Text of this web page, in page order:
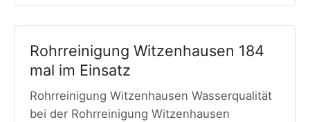
Rohrreinigung Witzenhausen 184
mal im Einsatz
Rohrreinigung Witzenhausen Wasserqualität
bei der Rohrreinigung Witzenhausen